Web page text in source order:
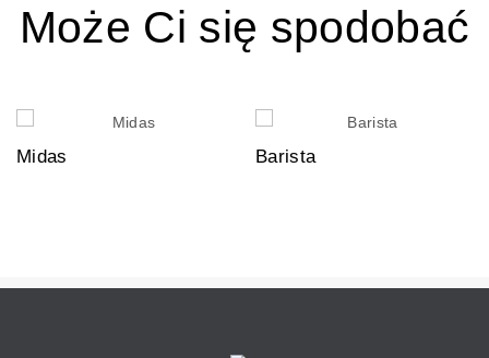
Może Ci się spodobać
Midas Barista